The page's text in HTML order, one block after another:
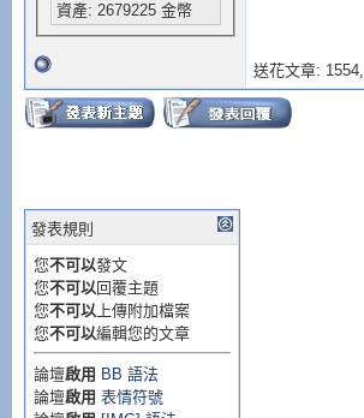
資產: 2679225 金幣
送花文章: 1554,
發表規則
您不可以發文
您不可以回覆主題
您不可以上傳附加檔案
您不可以編輯您的文章
論壇啟用 BB 語法
論壇啟用 表情符號